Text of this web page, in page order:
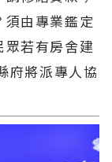
由專業鑑定
眾若有房舍建
府將派專人協